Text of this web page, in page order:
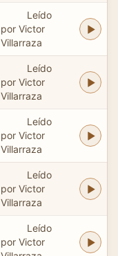
Leído
por Victor
Villarraza
Leído
por Victor
Villarraza
Leído
por Victor
Villarraza
Leído
por Victor
Villarraza
Leído
por Victor